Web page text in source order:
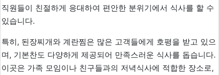
직원들이 친절하게 응대하여 편안한 분위기에서 식사를 할 수
있습니다.
특히, 된장찌개와 계란찜은 많은 고객들에게 호평을 받고 있으
며, 기본찬도 다양하게 제공되어 만족스러운 식사를 돕습니다.
이곳은 가족 모임이나 친구들과의 저녁식사에 적합한 장소로,